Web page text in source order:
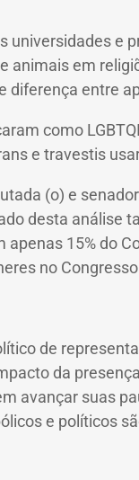
e
em
entre
como
e travestis
(o) e
desta análise
apenas 15% do
no
de
da
avançar suas
e políticos